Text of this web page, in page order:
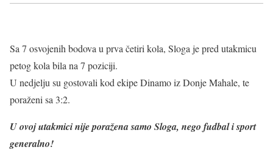
Sa 7 osvojenih bodova u prva četiri kola, Sloga je pred utakmicu
petog kola bila na 7 poziciji.
U nedjelju su gostovali kod ekipe Dinamo iz Donje Mahale, te
poraženi sa 3:2.
U ovoj utakmici nije poražena samo Sloga, nego fudbal i sport
generalno!